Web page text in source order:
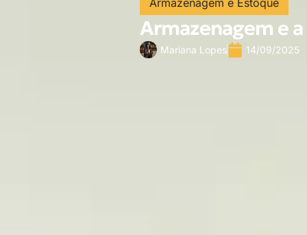
Armazenagem e Estoque
Armazenagem e
Mariana Lopes 14/09/2025